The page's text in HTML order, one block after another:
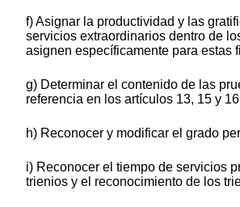
f) Asignar la productividad y las
servicios extraordinarios dentro de
asignen específicamente para estas
g) Determinar el contenido de las
referencia en los artículos 13, 15 y
h) Reconocer y modificar el grado
i) Reconocer el tiempo de servicios
trienios y el reconocimiento de los